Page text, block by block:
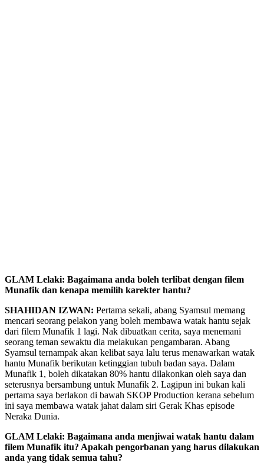
GLAM Lelaki: Bagaimana anda boleh terlibat dengan filem
Munafik dan kenapa memilih karekter hantu?
SHAHIDAN IZWAN: Pertama sekali, abang Syamsul memang
mencari seorang pelakon yang boleh membawa watak hantu sejak
dari filem Munafik 1 lagi. Nak dibuatkan cerita, saya menemani
seorang teman sewaktu dia melakukan pengambaran. Abang
Syamsul ternampak akan kelibat saya lalu terus menawarkan watak
hantu Munafik berikutan ketinggian tubuh badan saya. Dalam
Munafik 1, boleh dikatakan 80% hantu dilakonkan oleh saya dan
seterusnya bersambung untuk Munafik 2. Lagipun ini bukan kali
pertama saya berlakon di bawah SKOP Production kerana sebelum
ini saya membawa watak jahat dalam siri Gerak Khas episode
Neraka Dunia.
GLAM Lelaki: Bagaimana anda menjiwai watak hantu dalam
filem Munafik itu? Apakah pengorbanan yang harus dilakukan
anda yang tidak semua tahu?